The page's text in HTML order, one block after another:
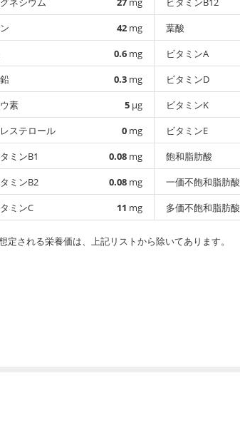
42 mg
0.6 mg
0.3 mg
素
5 µg
ステロール
0 mg
ミンB1
0.08 mg
ミンB2
0.08 mg
ミンC
11 mg
葉酸
ビタミンA
ビタミンD
ビタミンK
ビタミンE
飽和脂肪酸
一価不飽和脂肪酸
多価不飽和脂肪酸
される栄養価は、上記リストから除いてあります。